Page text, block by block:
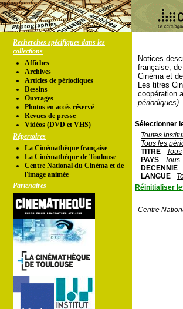
Recherches spécifiques dans les
collections
Affiches
Archives
Articles de périodiques
Dessins
Ouvrages
Photos en accés réservé
Revues de presse
Vidéos (DVD et VHS)
Répertoires
La Cinémathèque française
La Cinémathèque de Toulouse
Centre National du Cinéma et de
l'image animée
Partenaires
Notices
française,
Cinéma et
Les titres
coopération
périodiques)
Sélectionner
Toutes
Tous les
TITRE
Tous
PAYS
Tous
DECENNIE
LANGUE
Réinitialiser
Centre